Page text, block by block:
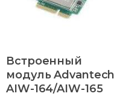
Встроенный
модуль Advantech
AIW-164/AIW-165